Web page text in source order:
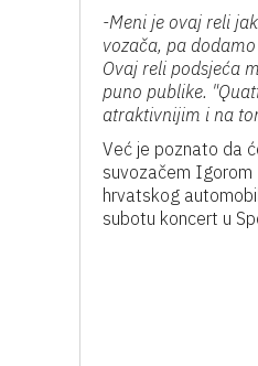
-Meni je ovaj reli
vozača, pa
Ovaj reli podsjeća
puno publike.
atraktivnijim i na
Već je poznato da
suvozačem Igorom
hrvatskog
subotu koncert u